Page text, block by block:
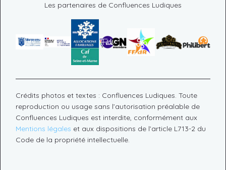
Les partenaires de Confluences Ludiques
Crédits photos et textes : Confluences Ludiques. Toute
reproduction ou usage sans l’autorisation préalable de
Confluences Ludiques est interdite, conformément aux
Mentions légales et aux dispositions de l’article L713-2 du
Code de la propriété intellectuelle.